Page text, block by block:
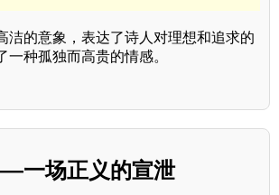
洁的意象，表达了诗人对理想和追求的
一种孤独而高贵的情感。
一场正义的宣泄